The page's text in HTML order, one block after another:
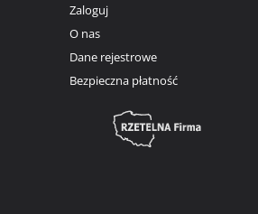
Zaloguj
O nas
Dane rejestrowe
Bezpieczna płatność